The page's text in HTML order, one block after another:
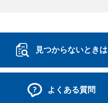
見つからないときは
よくある質問